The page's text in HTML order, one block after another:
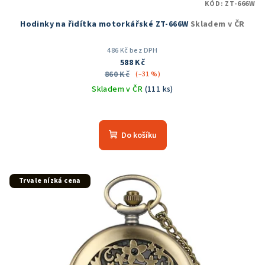
Hodinky na řidítka motorkářské ZT-666W Skladem v ČR
486 Kč bez DPH
588 Kč
860 Kč (–31 %)
Skladem v ČR (111 ks)
hodnocení
produktu
5
hvězdiček.
Do košíku
KÓD: ZT-666W
Trvale nízká cena